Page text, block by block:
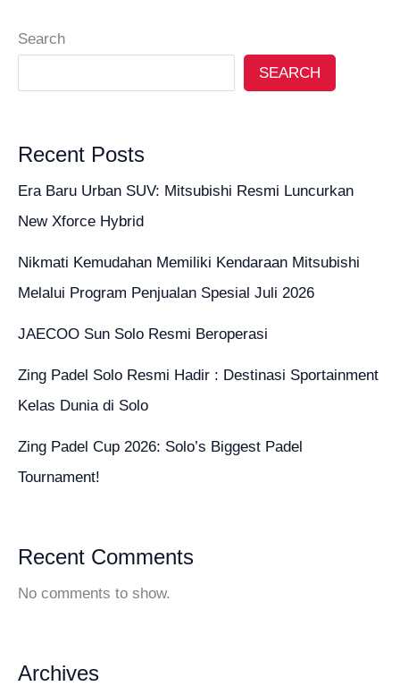
Search
SEARCH
Recent Posts
Era Baru Urban SUV: Mitsubishi Resmi Luncurkan
New Xforce Hybrid
Nikmati Kemudahan Memiliki Kendaraan Mitsubishi
Melalui Program Penjualan Spesial Juli 2026
JAECOO Sun Solo Resmi Beroperasi
Zing Padel Solo Resmi Hadir : Destinasi Sportainment
Kelas Dunia di Solo
Zing Padel Cup 2026: Solo’s Biggest Padel
Tournament!
Recent Comments
No comments to show.
Archives